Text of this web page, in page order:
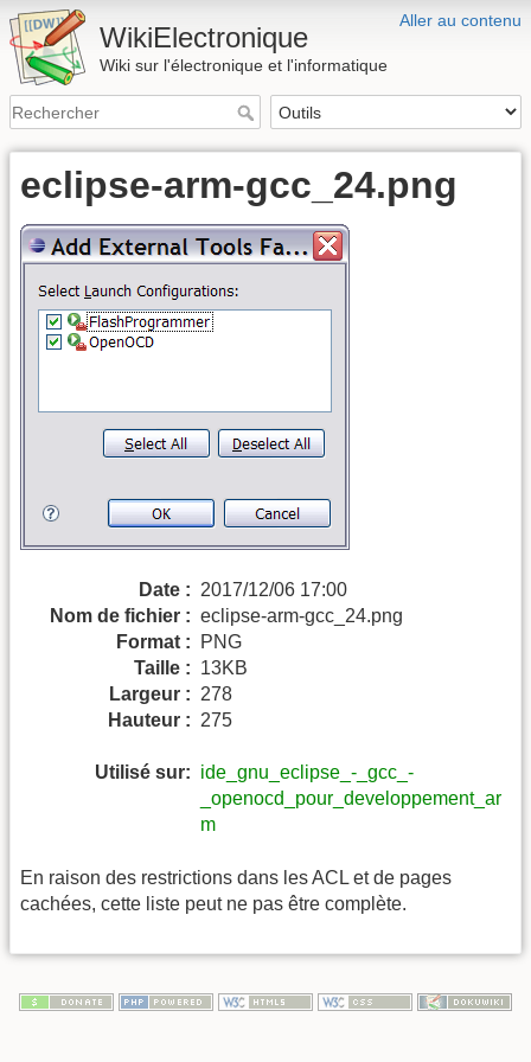
Aller au contenu
WikiElectronique
Wiki sur l'électronique et l'informatique
eclipse-arm-gcc_24.png
Date : 2017/12/06 17:00
Nom de fichier : eclipse-arm-gcc_24.png
Format :
PNG
Taille : 13KB
Largeur : 278
Hauteur : 275
Utilisé sur: ide_gnu_eclipse_-_gcc_-
_openocd_pour_developpement_ar
m
En raison des restrictions dans les ACL et de pages
cachées, cette liste peut ne pas être complète.